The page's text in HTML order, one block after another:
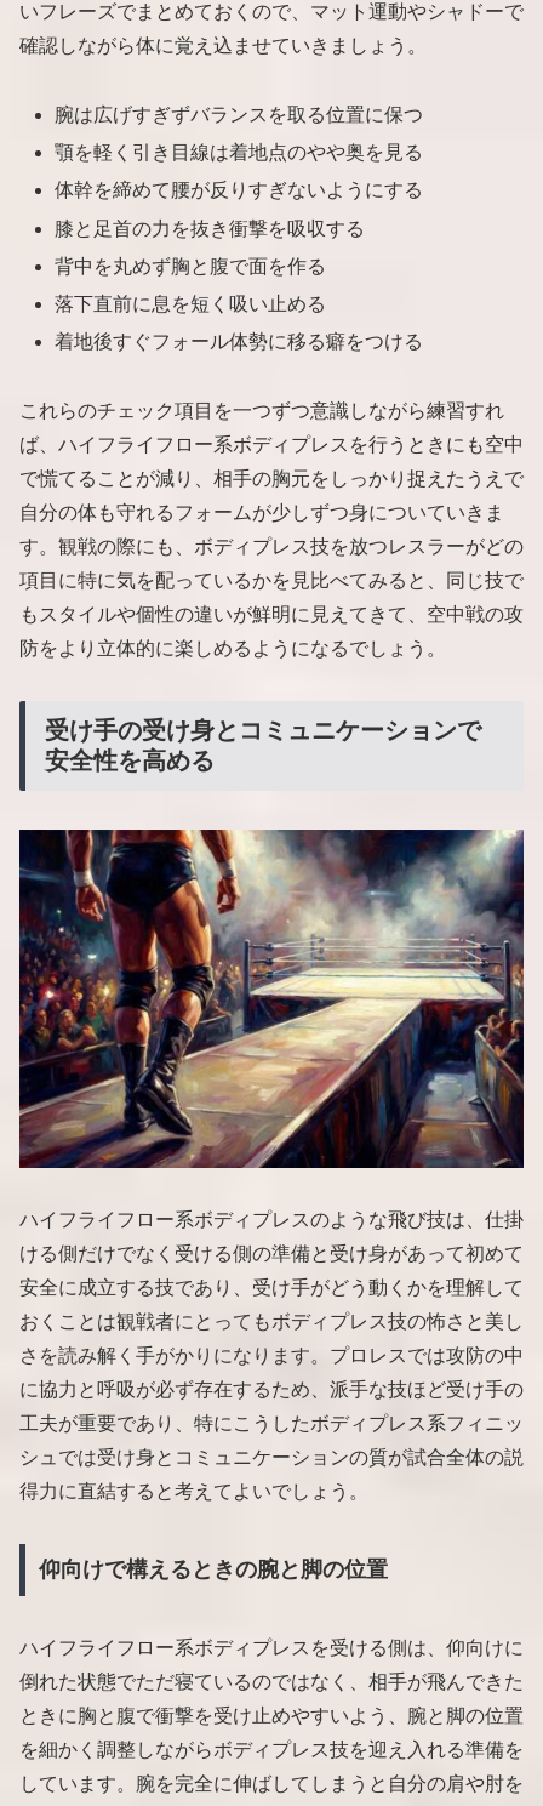
いフレーズでまとめておくので、マット運動やシャドーで
確認しながら体に覚え込ませていきましょう。
腕は広げすぎずバランスを取る位置に保つ
顎を軽く引き目線は着地点のやや奥を見る
体幹を締めて腰が反りすぎないようにする
膝と足首の力を抜き衝撃を吸収する
背中を丸めず胸と腹で面を作る
落下直前に息を短く吸い止める
着地後すぐフォール体勢に移る癖をつける
これらのチェック項目を一つずつ意識しながら練習すれ
ば、ハイフライフロー系ボディプレスを行うときにも空中
で慌てることが減り、相手の胸元をしっかり捉えたうえで
自分の体も守れるフォームが少しずつ身についていきま
す。観戦の際にも、ボディプレス技を放つレスラーがどの
項目に特に気を配っているかを見比べてみると、同じ技で
もスタイルや個性の違いが鮮明に見えてきて、空中戦の攻
防をより立体的に楽しめるようになるでしょう。
受け手の受け身とコミュニケーションで
安全性を高める
ハイフライフロー系ボディプレスのような飛び技は、仕掛
ける側だけでなく受ける側の準備と受け身があって初めて
安全に成立する技であり、受け手がどう動くかを理解して
おくことは観戦者にとってもボディプレス技の怖さと美し
さを読み解く手がかりになります。プロレスでは攻防の中
に協力と呼吸が必ず存在するため、派手な技ほど受け手の
工夫が重要であり、特にこうしたボディプレス系フィニッ
シュでは受け身とコミュニケーションの質が試合全体の説
得力に直結すると考えてよいでしょう。
仰向けで構えるときの腕と脚の位置
ハイフライフロー系ボディプレスを受ける側は、仰向けに
倒れた状態でただ寝ているのではなく、相手が飛んできた
ときに胸と腹で衝撃を受け止めやすいよう、腕と脚の位置
を細かく調整しながらボディプレス技を迎え入れる準備を
しています。腕を完全に伸ばしてしまうと自分の肩や肘を